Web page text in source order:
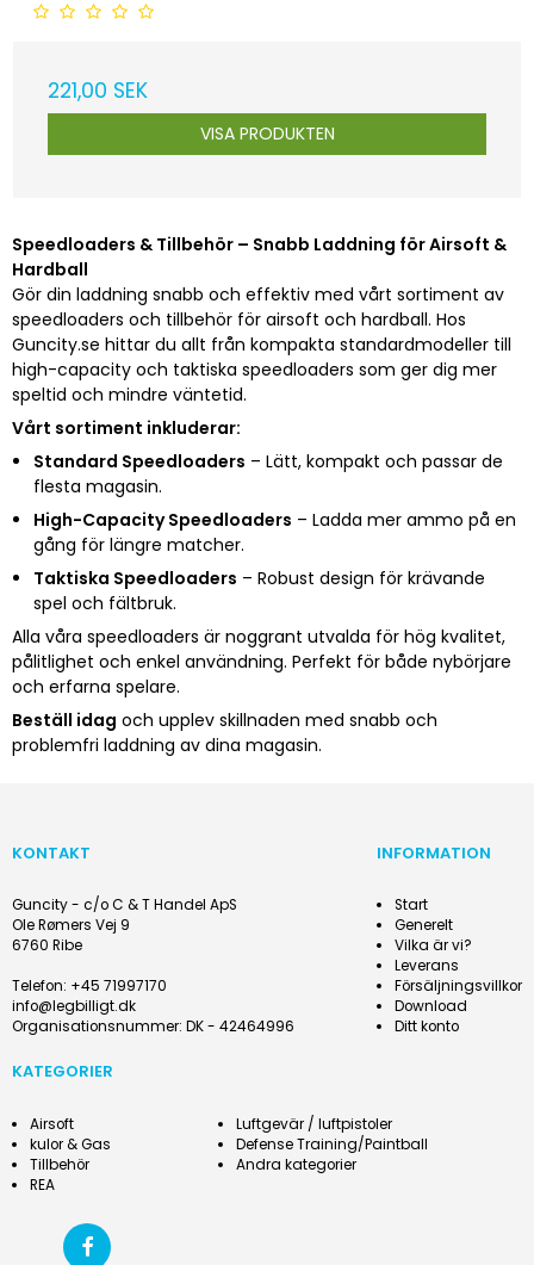
221,00 SEK
VISA PRODUKTEN
Speedloaders & Tillbehör – Snabb Laddning för Airsoft &
Hardball
Gör din laddning snabb och effektiv med vårt sortiment av
speedloaders och tillbehör för airsoft och hardball. Hos
Guncity.se hittar du allt från kompakta standardmodeller till
high-capacity och taktiska speedloaders som ger dig mer
speltid och mindre väntetid.
Vårt sortiment inkluderar:
Standard Speedloaders – Lätt, kompakt och passar de
flesta magasin.
High-Capacity Speedloaders – Ladda mer ammo på en
gång för längre matcher.
Taktiska Speedloaders – Robust design för krävande
spel och fältbruk.
Alla våra speedloaders är noggrant utvalda för hög kvalitet,
pålitlighet och enkel användning. Perfekt för både nybörjare
och erfarna spelare.
Beställ idag och upplev skillnaden med snabb och
problemfri laddning av dina magasin.
KONTAKT
Guncity - c/o C & T Handel ApS
Ole Rømers Vej 9
6760 Ribe
Telefon: +45 71997170
info@legbilligt.dk
Organisationsnummer: DK - 42464996
INFORMATION
Start
Generelt
Vilka är vi?
Leverans
Försäljningsvillkor
Download
Ditt konto
KATEGORIER
Airsoft
kulor & Gas
Tillbehör
REA
Luftgevär / luftpistoler
Defense Training/Paintball
Andra kategorier